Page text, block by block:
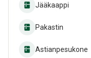
Jääkaappi
Pakastin
Astianpesukone